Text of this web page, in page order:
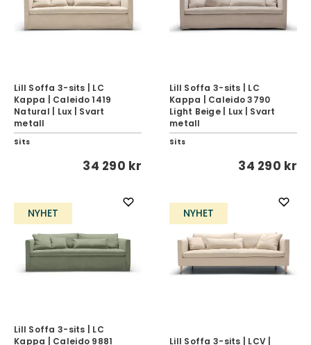
Lill Soffa 3-sits | LC
Kappa | Caleido 1419
Natural | Lux | Svart
metall
Sits
34 290 kr
Lill Soffa 3-sits | LC
Kappa | Caleido 3790
Light Beige | Lux | Svart
metall
Sits
34 290 kr
NYHET
Lill Soffa 3-sits | LC
Kappa | Caleido 9881
NYHET
Lill Soffa 3-sits | LCV |